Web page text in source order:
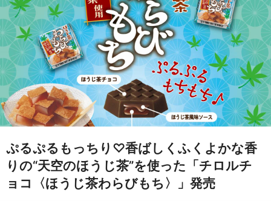
ぷるぷるもっちり♡香ばしくふくよかな香
りの“天空のほうじ茶”を使った「チロルチ
ョコ〈ほうじ茶わらびもち〉」発売